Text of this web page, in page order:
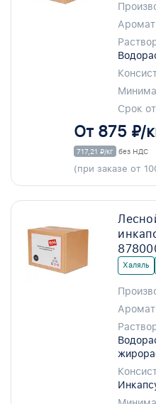
Срок
От 875 ₽/
717,21 ₽/кг без НДС
(при заказе от
Халяль